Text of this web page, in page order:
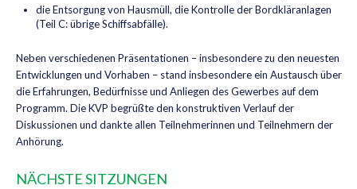
die Entsorgung von Hausmüll, die Kontrolle der Bordkläranlagen
(Teil C: übrige Schiffsabfälle).
Neben verschiedenen Präsentationen – insbesondere zu den neuesten
Entwicklungen und Vorhaben – stand insbesondere ein Austausch über
die Erfahrungen, Bedürfnisse und Anliegen des Gewerbes auf dem
Programm. Die KVP begrüßte den konstruktiven Verlauf der
Diskussionen und dankte allen Teilnehmerinnen und Teilnehmern der
Anhörung.
NÄCHSTE SITZUNGEN